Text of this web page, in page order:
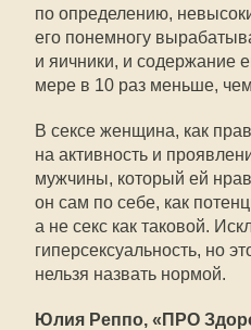
по определению,
его понемногу
и яичники, и содержание
мере в 10 раз меньше,
В сексе женщина, как
на активность и
мужчины, который ей
он сам по себе, как
а не секс как таковой.
гиперсексуальность, но
нельзя назвать нормой.
Юлия Реппо, «ПРО